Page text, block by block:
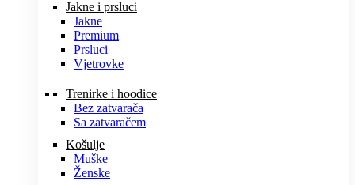
Jakne i prsluci
Jakne
Premium
Prsluci
Vjetrovke
Trenirke i hoodice
Bez zatvarača
Sa zatvaračem
Košulje
Muške
Ženske